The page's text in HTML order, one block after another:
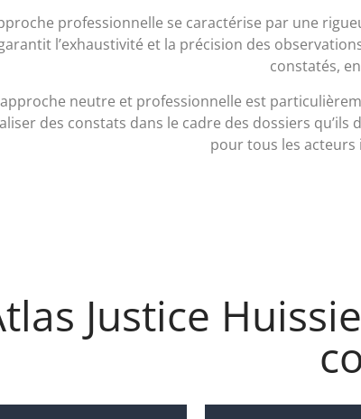
professionnelle se caractérise par une
l’exhaustivité et la précision des
constatés,
neutre et professionnelle est
des constats dans le cadre des dossiers
pour tous les acteurs
Justice